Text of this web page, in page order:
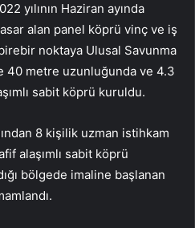
yılının Haziran ayında
alan panel köprü vinç ve iş
noktaya Ulusal Savunma
40 metre uzunluğunda ve 4.3
sabit köprü kuruldu.
8 kişilik uzman istihkam
alaşımlı sabit köprü
bölgede imaline başlanan